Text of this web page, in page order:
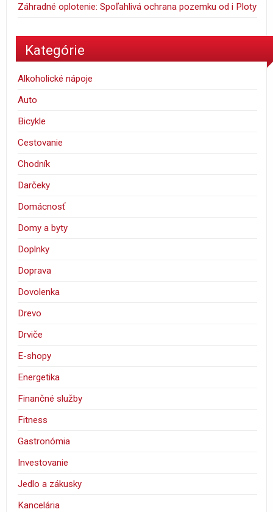
Záhradné oplotenie: Spoľahlivá ochrana pozemku od i Ploty
Kategórie
Alkoholické nápoje
Auto
Bicykle
Cestovanie
Chodník
Darčeky
Domácnosť
Domy a byty
Doplnky
Doprava
Dovolenka
Drevo
Drviče
E-shopy
Energetika
Finančné služby
Fitness
Gastronómia
Investovanie
Jedlo a zákusky
Kancelária